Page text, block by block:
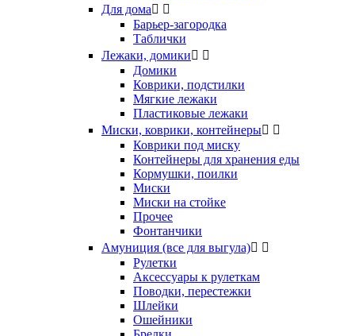
Для дома 
Барьер-загородка
Таблички
Лежаки, домики 
Домики
Коврики, подстилки
Мягкие лежаки
Пластиковые лежаки
Миски, коврики, контейнеры 
Коврики под миску
Контейнеры для хранения еды
Кормушки, поилки
Миски
Миски на стойке
Прочее
Фонтанчики
Амуниция (все для выгула) 
Рулетки
Аксессуары к рулеткам
Поводки, перестежки
Шлейки
Ошейники